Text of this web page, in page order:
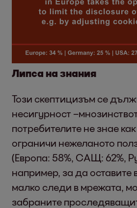
Липса на знания
Този скептицизъм се
несигурност
потребителите не знае
ограничи нежеланото
(Европа: 58%, САЩ: 62%,
например, за да
малко следи в мрежата,
забраните